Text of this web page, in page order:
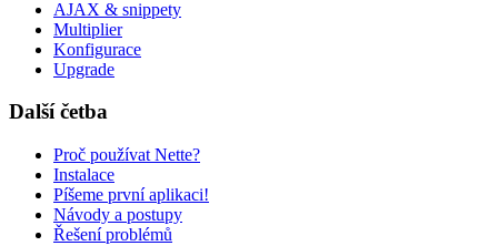
AJAX & snippety
Multiplier
Konfigurace
Upgrade
Další četba
Proč používat Nette?
Instalace
Píšeme první aplikaci!
Návody a postupy
Řešení problémů